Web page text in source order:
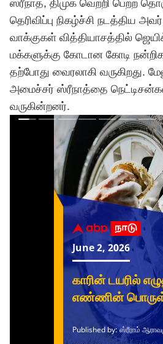
ஸ்ரீநாத், திமுக வெற்றி பெற்ற
தெரிவிப்பு நிகழ்ச்சி நடத்திய
வாக்குகள் வித்தியாசத்தில்
மக்களுக்கு கோடான கோடி
தற்போது வைரலாகி வருகிறது.
அமைச்சர் ஸ்ரீநாத்தை
வருகின்றனர்.